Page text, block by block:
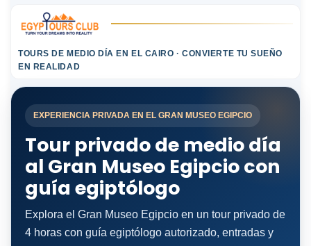
TOURS DE MEDIO DÍA EN EL CAIRO · CONVIERTE TU SUEÑO
EN REALIDAD
EXPERIENCIA PRIVADA EN EL GRAN MUSEO EGIPCIO
Tour privado de medio día
al Gran Museo Egipcio con
guía egiptólogo
Explora el Gran Museo Egipcio en un tour privado de
4 horas con guía egiptólogo autorizado, entradas y